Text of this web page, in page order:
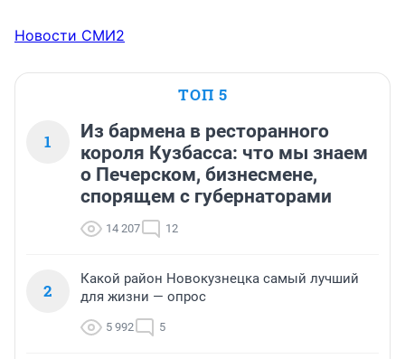
Новости СМИ2
ТОП 5
1
Из бармена в ресторанного
короля Кузбасса: что мы знаем
о Печерском, бизнесмене,
спорящем с губернаторами
14 207 12
2
Какой район Новокузнецка самый лучший
для жизни — опрос
5 992 5